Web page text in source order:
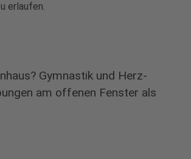
erlaufen.
Gymnastik und Herz-
am offenen Fenster als